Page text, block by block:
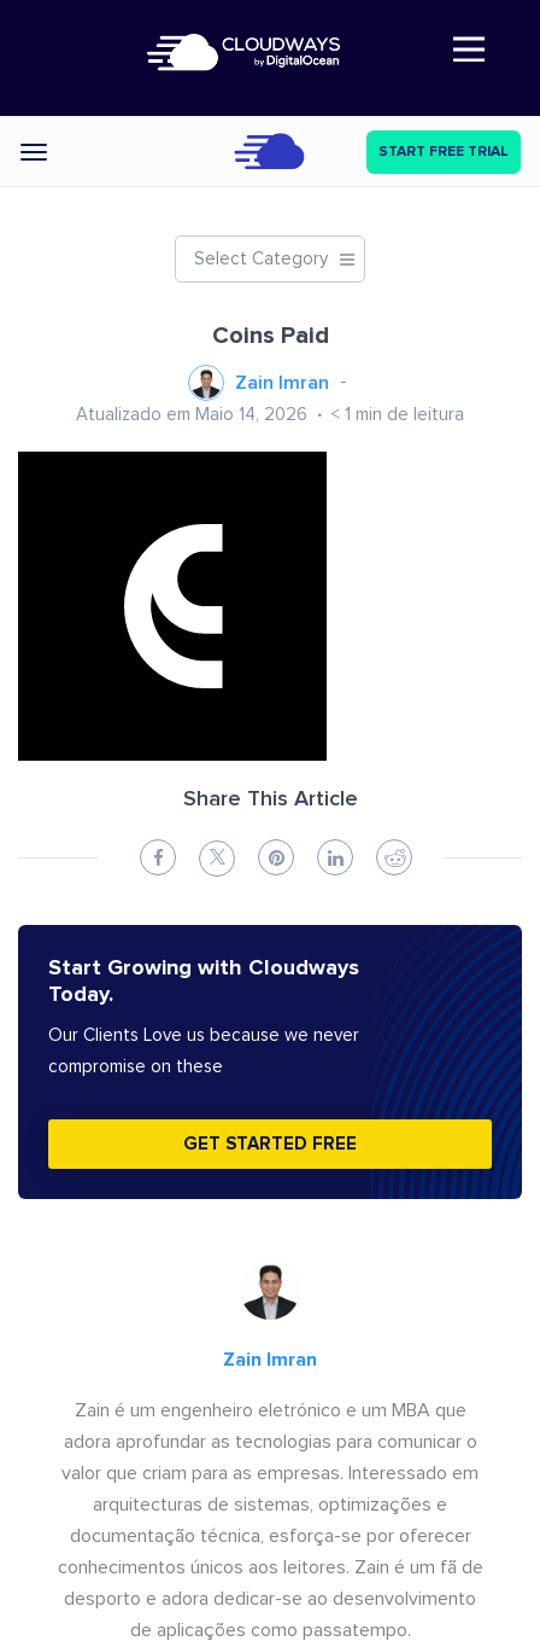
Abre a navegação
Categories START FREE TRIAL
Select Category
Coins Paid
Zain Imran
Atualizado em Maio 14, 2026 < 1 min de leitura
Share This Article
Start Growing with Cloudways
Today.
Our Clients Love us because we never
compromise on these
GET STARTED FREE
Zain Imran
Zain é um engenheiro eletrónico e um MBA que
adora aprofundar as tecnologias para comunicar o
valor que criam para as empresas. Interessado em
arquitecturas de sistemas, optimizações e
documentação técnica, esforça-se por oferecer
conhecimentos únicos aos leitores. Zain é um fã de
desporto e adora dedicar-se ao desenvolvimento
de aplicações como passatempo.